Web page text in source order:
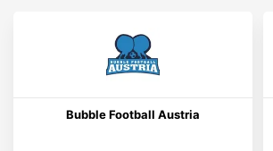
Bubble Football Austria